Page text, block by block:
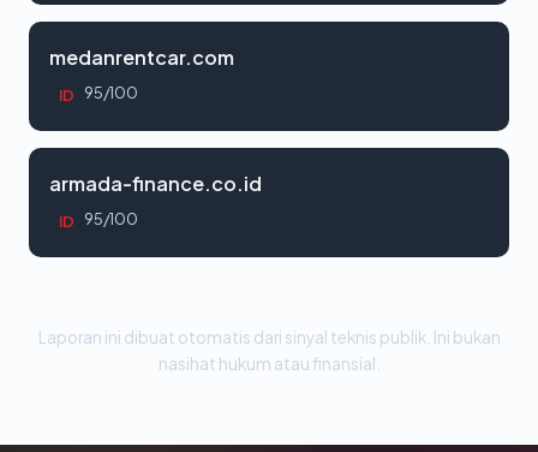
medanrentcar.com
ID 95/100
armada-finance.co.id
ID 95/100
Laporan ini dibuat otomatis dari sinyal teknis publik. Ini bukan
nasihat hukum atau finansial.